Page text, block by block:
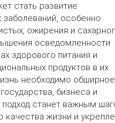
стать развитие
особенно
ожирения и
осведомленности
здорового питания и
продуктов в их
необходимо обширное
бизнеса и
станет важным
качества жизни и